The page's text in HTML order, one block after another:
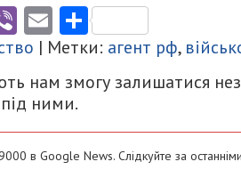
ViberEmailПоділитися
| Метки: агент рф,
нам змогу залишатися
ними.
в Google News. Слідкуйте за